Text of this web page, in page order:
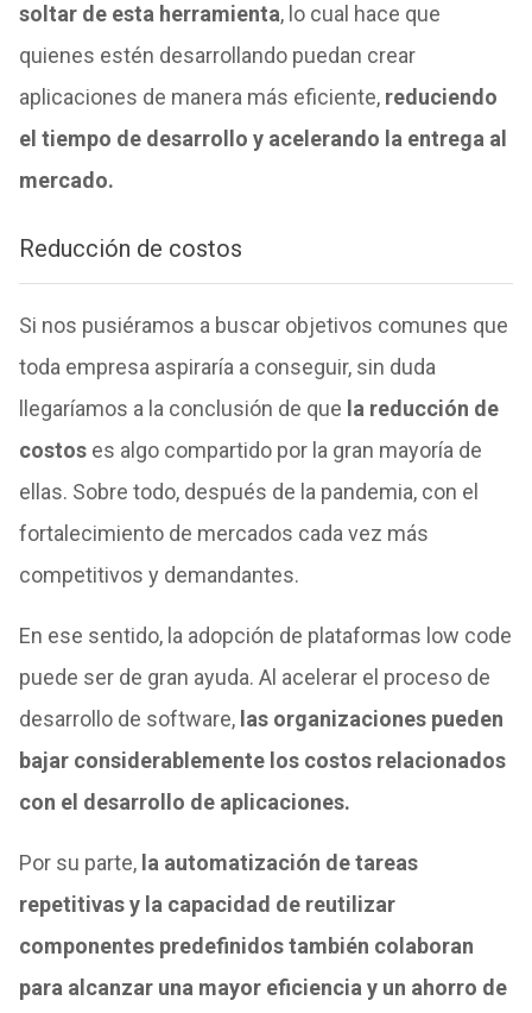
soltar de esta herramienta, lo cual hace que
quienes estén desarrollando puedan crear
aplicaciones de manera más eficiente, reduciendo
el tiempo de desarrollo y acelerando la entrega al
mercado.
Reducción de costos
Si nos pusiéramos a buscar objetivos comunes que
toda empresa aspiraría a conseguir, sin duda
llegaríamos a la conclusión de que la reducción de
costoses algo compartido por la gran mayoría de
ellas. Sobre todo, después de la pandemia, con el
fortalecimiento de mercados cada vez más
competitivos y demandantes.
En ese sentido, la adopción de plataformas low code
puede ser de gran ayuda. Al acelerar el proceso de
desarrollo de software, las organizaciones pueden
bajar considerablemente los costos relacionados
con el desarrollo de aplicaciones.
Por su parte, la automatización de tareas
repetitivas y la capacidad de reutilizar
componentes predefinidos también colaboran
para alcanzar una mayor eficiencia y un ahorro de